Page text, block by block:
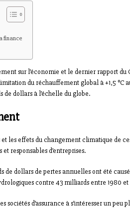
finance
sur l’économie et le dernier rapport du
du réchauffement global à +1,5 °C
dollars à l’échelle du globe.
les effets du changement climatique de
responsables d’entreprises.
de dollars de pertes annuelles ont été
contre 43 milliards entre 1980 et
d’assurance à s’intéresser un peu